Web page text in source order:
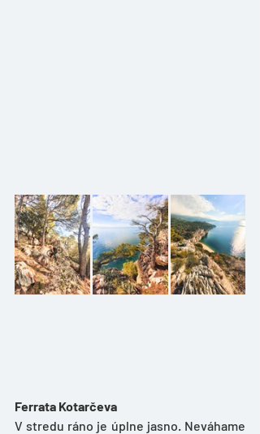
Ferrata Kotarčeva
V stredu ráno je úplne jasno. Neváhame